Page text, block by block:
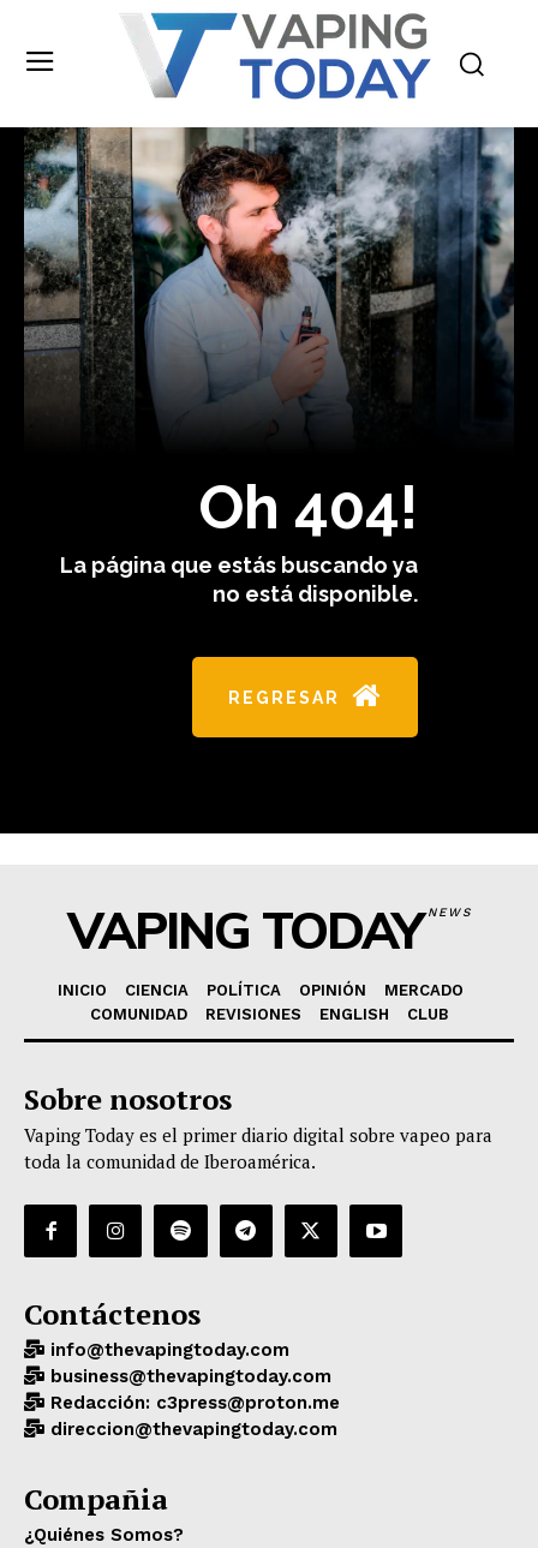
No te pierdas de las
últimas noticias
Suscríbete a nuestro boletín diario y
recibe todas las noticias del vapeo y la
reducción de daños en tu correo
electrónico.
receive all the news of vaping and
tobacco harm reduction in your email.
SUBSCRIBIRSE
Oh 404!
La página que estás buscando ya
no está disponible.
REGRESAR
VAPING TODAYNEWS
INICIO CIENCIA POLÍTICA OPINIÓN
MERCADO
COMUNIDAD
REVISIONES ENGLISH CLUB
Sobre nosotros
Vaping Today es el primer diario digital sobre vapeo para
toda la comunidad de Iberoamérica.
Contáctenos
info@thevapingtoday.com
business@thevapingtoday.com
Redacción: c3press@proton.me
direccion@thevapingtoday.com
Compañia
¿Quiénes Somos?